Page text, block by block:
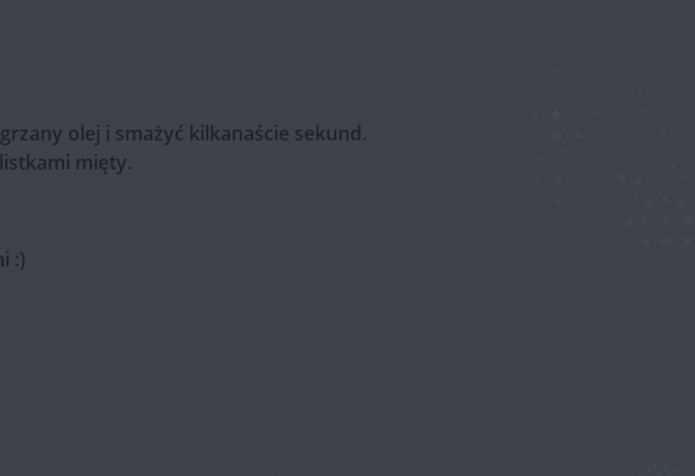
olej i smażyć kilkanaście sekund.
mięty.
:)